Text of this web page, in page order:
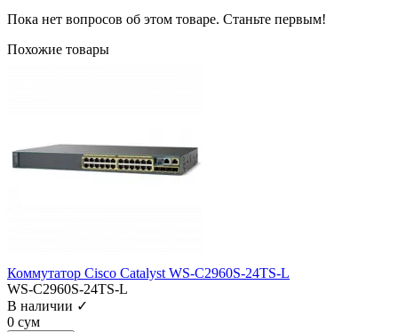
Пока нет вопросов об этом товаре. Станьте первым!
Похожие товары
Коммутатор Cisco Catalyst WS-C2960S-24TS-L
WS-C2960S-24TS-L
В наличии ✓
0 сум